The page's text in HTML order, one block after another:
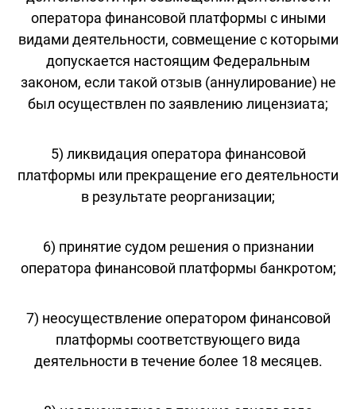
оператора финансовой платформы с иными
видами деятельности, совмещение с которыми
допускается настоящим Федеральным
законом, если такой отзыв (аннулирование) не
был осуществлен по заявлению лицензиата;
5) ликвидация оператора финансовой
платформы или прекращение его деятельности
в результате реорганизации;
6) принятие судом решения о признании
оператора финансовой платформы банкротом;
7) неосуществление оператором финансовой
платформы соответствующего вида
деятельности в течение более 18 месяцев.